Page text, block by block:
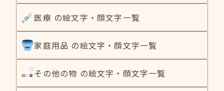
医療 の絵文字・顔文字一覧
家庭用品 の絵文字・顔文字一覧
その他の物 の絵文字・顔文字一覧